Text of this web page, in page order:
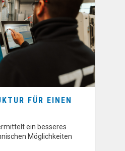
FÜR EINEN
ein besseres
Möglichkeiten